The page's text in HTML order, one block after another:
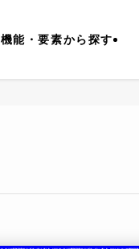
機能・要素から探す